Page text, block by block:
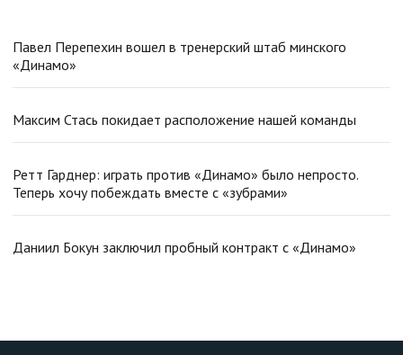
Павел Перепехин вошел в тренерский штаб минского
«Динамо»
Максим Стась покидает расположение нашей команды
Ретт Гарднер: играть против «Динамо» было непросто.
Теперь хочу побеждать вместе с «зубрами»
Даниил Бокун заключил пробный контракт с «Динамо»